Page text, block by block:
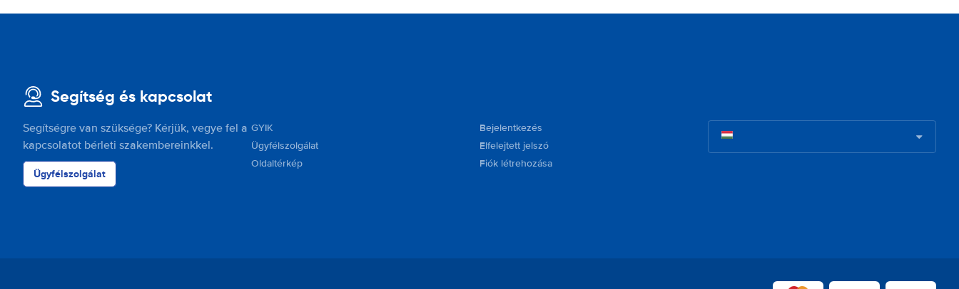
Segítség és kapcsolat
Segítségre van szüksége? Kérjük, vegye fel a
kapcsolatot bérleti szakembereinkkel.
Ügyfélszolgálat
GYIK
Ügyfélszolgálat
Oldaltérkép
Bejelentkezés
Elfelejtett jelszó
Fiók létrehozása